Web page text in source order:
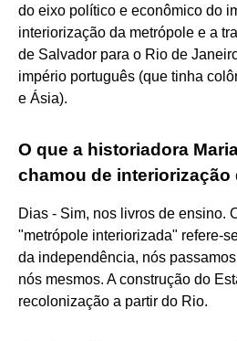
do eixo político e econômico do
interiorização da metrópole e a
de Salvador para o Rio de
império português (que tinha
e Ásia).
O que a historiadora
chamou de interiorização
Dias - Sim, nos livros de ensino.
"metrópole interiorizada" refere-
da independência, nós
nós mesmos. A construção do
recolonização a partir do Rio.